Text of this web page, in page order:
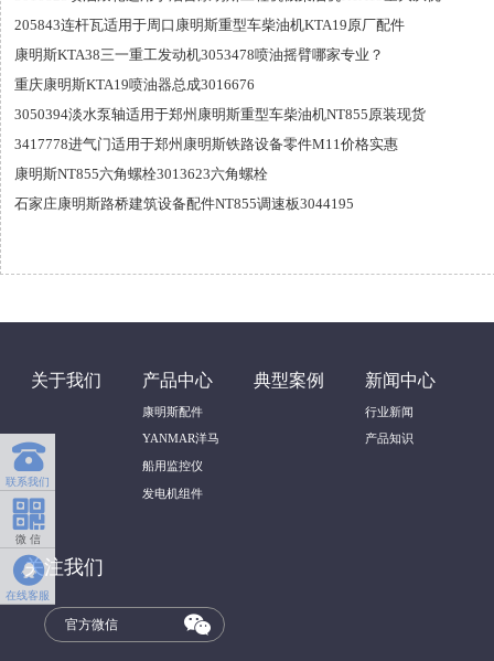
205843连杆瓦适用于周口康明斯重型车柴油机KTA19原厂配件
康明斯KTA38三一重工发动机3053478喷油摇臂哪家专业？
重庆康明斯KTA19喷油器总成3016676
3050394淡水泵轴适用于郑州康明斯重型车柴油机NT855原装现货
3417778进气门适用于郑州康明斯铁路设备零件M11价格实惠
康明斯NT855六角螺栓3013623六角螺栓
石家庄康明斯路桥建筑设备配件NT855调速板3044195
关于我们 产品中心
康明斯配件
YANMAR洋马
船用监控仪
发电机组件
典型案例 新闻中心
行业新闻
产品知识
关注我们
官方微信

联系我们

微 信

在线客服
